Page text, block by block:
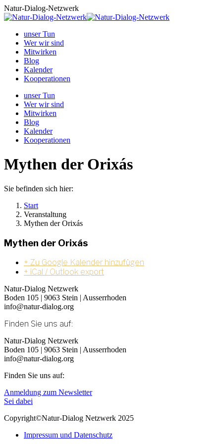
Zum
Inhalt
Natur-Dialog-Netzwerk
unser Tun
Wer wir sind
Mitwirken
Blog
Kalender
Kooperationen
unser Tun
Wer wir sind
Mitwirken
Blog
Kalender
Kooperationen
Mythen der Orixás
Sie befinden sich hier:
Start
Veranstaltung
Mythen der Orixás
Mythen der Orixás
+ Zu Google Kalender hinzufügen
+ iCal / Outlook export
Natur-Dialog Netzwerk
Boden 105 | 9063 Stein | Ausserrhoden
info@natur-dialog.org
Finden Sie uns auf:
Linkedin
page
opens
new
E-
Mail
page
in
window
Natur-Dialog Netzwerk
Boden 105 | 9063 Stein | Ausserrhoden
info@natur-dialog.org
Finden Sie uns auf:
Linkedin
page
in
window
E-
Mail
opens
new
Anmeldung zum Newsletter
Sei dabei
Copyright©Natur-Dialog Netzwerk 2025
Impressum und Datenschutz